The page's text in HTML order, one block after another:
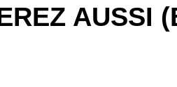
AUSSI